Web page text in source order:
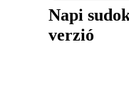
Napi
verzió